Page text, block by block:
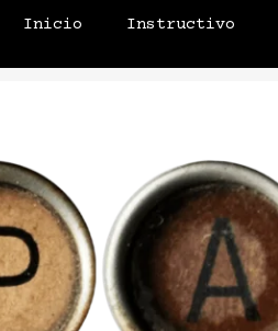
Inicio Instructivo